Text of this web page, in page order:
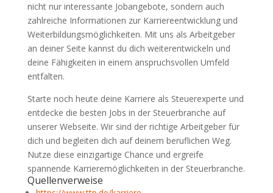
nicht nur interessante Jobangebote, sondern auch
zahlreiche Informationen zur Karriereentwicklung und
Weiterbildungsmöglichkeiten. Mit uns als Arbeitgeber
an deiner Seite kannst du dich weiterentwickeln und
deine Fähigkeiten in einem anspruchsvollen Umfeld
entfalten.
Starte noch heute deine Karriere als Steuerexperte und
entdecke die besten Jobs in der Steuerbranche auf
unserer Webseite. Wir sind der richtige Arbeitgeber für
dich und begleiten dich auf deinem beruflichen Weg.
Nutze diese einzigartige Chance und ergreife
spannende Karrieremöglichkeiten in der Steuerbranche.
Quellenverweise